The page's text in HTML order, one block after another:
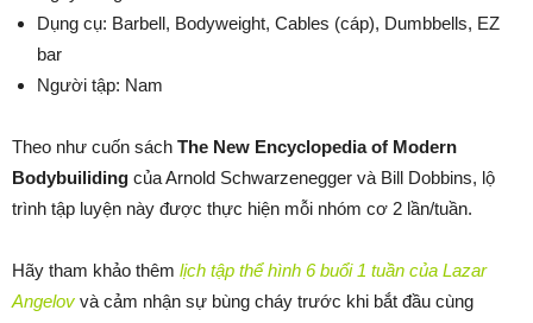
Dụng cụ: Barbell, Bodyweight, Cables (cáp), Dumbbells, EZ
bar
Người tập: Nam
Theo như cuốn sách The New Encyclopedia of Modern
Bodybuiliding của Arnold Schwarzenegger và Bill Dobbins, lộ
trình tập luyện này được thực hiện mỗi nhóm cơ 2 lần/tuần.
Hãy tham khảo thêm lịch tập thể hình 6 buổi 1 tuần của Lazar
Angelov và cảm nhận sự bùng cháy trước khi bắt đầu cùng